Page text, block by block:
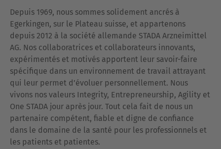
Depuis 1969, nous sommes solidement ancrés à
Egerkingen, sur le Plateau suisse, et appartenons
depuis 2012 à la société allemande STADA Arzneimittel
AG. Nos collaboratrices et collaborateurs innovants,
expérimentés et motivés apportent leur savoir-faire
spécifique dans un environnement de travail attrayant
qui leur permet d’évoluer personnellement. Nous
vivons nos valeurs Integrity, Entrepreneurship, Agility et
One STADA jour après jour. Tout cela fait de nous un
partenaire compétent, fiable et digne de confiance
dans le domaine de la santé pour les professionnels et
les patients et patientes.